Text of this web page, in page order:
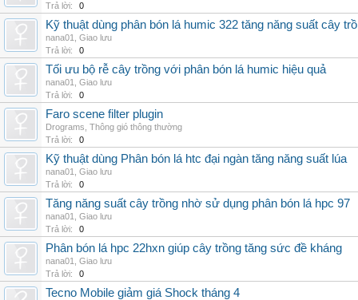
Trả lời:
0
Kỹ thuật dùng phân bón lá humic 322 tăng năng suất cây
nana01
Giao lưu
Trả lời:
0
Tối ưu bộ rễ cây trồng với phân bón lá humic hiệu quả
nana01
Giao lưu
Trả lời:
0
Faro scene filter plugin
Drograms Thông gió thông thường
Trả lời:
0
Kỹ thuật dùng Phân bón lá htc đại ngàn tăng năng suất lúa
nana01
Giao lưu
Trả lời:
0
Tăng năng suất cây trồng nhờ sử dụng phân bón lá hpc 97
nana01
Giao lưu
Trả lời:
0
Phân bón lá hpc 22hxn giúp cây trồng tăng sức đề kháng
nana01
Giao lưu
Trả lời:
0
Tecno Mobile giảm giá Shock tháng 4